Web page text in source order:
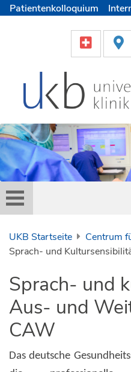
Patientenkolloquium
Helfen & Spenden
Medien
UKB Startseite
Centrum
Sprach- und
Sprach- und
Aus- und
CAW
Das deutsche